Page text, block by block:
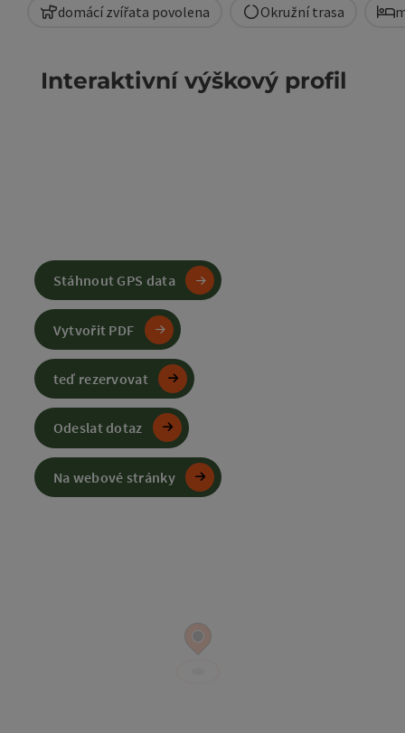
domácí zvířata povolena Okružní trasa
Interaktivní výškový profil
Stáhnout GPS data
Vytvořit PDF
teď rezervovat
Odeslat dotaz
Na webové stránky